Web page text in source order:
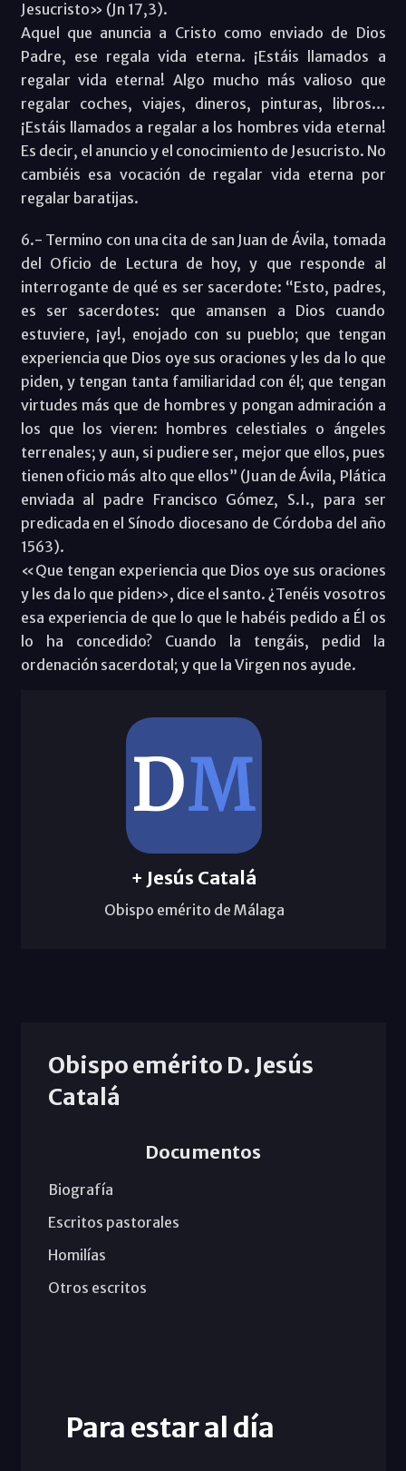
Jesucristo» (Jn 17,3).
Aquel que anuncia a Cristo como enviado de Dios
Padre, ese regala vida eterna. ¡Estáis llamados a
regalar vida eterna! Algo mucho más valioso que
regalar coches, viajes, dineros, pinturas, libros…
¡Estáis llamados a regalar a los hombres vida eterna!
Es decir, el anuncio y el conocimiento de Jesucristo. No
cambiéis esa vocación de regalar vida eterna por
regalar baratijas.
6.- Termino con una cita de san Juan de Ávila, tomada
del Oficio de Lectura de hoy, y que responde al
interrogante de qué es ser sacerdote: “Esto, padres,
es ser sacerdotes: que amansen a Dios cuando
estuviere, ¡ay!, enojado con su pueblo; que tengan
experiencia que Dios oye sus oraciones y les da lo que
piden, y tengan tanta familiaridad con él; que tengan
virtudes más que de hombres y pongan admiración a
los que los vieren: hombres celestiales o ángeles
terrenales; y aun, si pudiere ser, mejor que ellos, pues
tienen oficio más alto que ellos” (Juan de Ávila, Plática
enviada al padre Francisco Gómez, S.I., para ser
predicada en el Sínodo diocesano de Córdoba del año
1563).
«Que tengan experiencia que Dios oye sus oraciones
y les da lo que piden», dice el santo. ¿Tenéis vosotros
esa experiencia de que lo que le habéis pedido a Él os
lo ha concedido? Cuando la tengáis, pedid la
ordenación sacerdotal; y que la Virgen nos ayude.
+ Jesús Catalá
Obispo emérito de Málaga
Obispo emérito D. Jesús
Catalá
Documentos
Biografía
Escritos pastorales
Homilías
Otros escritos
Para estar al día